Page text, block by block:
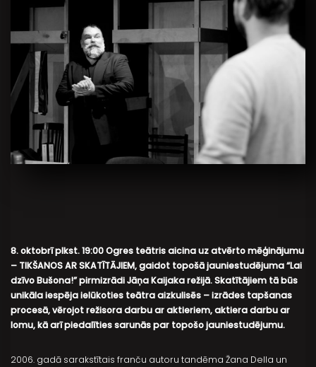
8. oktobrī plkst. 19:00 Ogres teātris aicina uz atvērto mēģinājumu
– TIKŠANOS AR SKATĪTĀJIEM, gaidot topošā jauniestudējuma “Lai
dzīvo Bušona!” pirmizrādi Jāņa Kaijaka režijā. Skatītājiem tā būs
unikāla iespēja ielūkoties teātra aizkulisēs – izrādes tapšanas
procesā, vērojot režisora darbu ar aktieriem, aktiera darbu ar
lomu, kā arī piedalīties sarunās par topošo jauniestudējumu.
2006. gadā sarakstītais franču autoru tandēma Žana Della un